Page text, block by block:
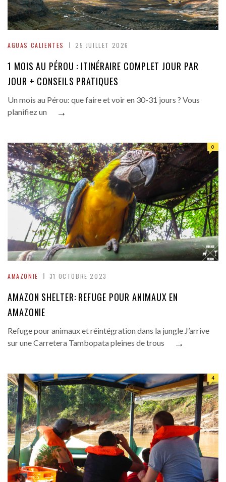
AGUAS CALIENTES 25 JUILLET 2026
1 MOIS AU PÉROU : ITINÉRAIRE COMPLET JOUR PAR
JOUR + CONSEILS PRATIQUES
Un mois au Pérou: que faire et voir en 30-31 jours ? Vous
planifiez un
→
AMAZONIE 31 OCTOBRE 2023
0
AMAZON SHELTER: REFUGE POUR ANIMAUX EN
AMAZONIE
Refuge pour animaux et réintégration dans la jungle J’arrive
sur une Carretera Tambopata pleines de trous
→
4